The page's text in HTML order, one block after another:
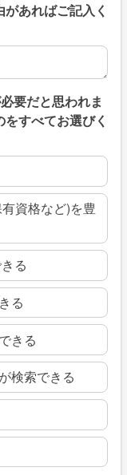
あればご記入く
あればご記入くだ
要だと思われま
すべてお選びく
資格など)を豊
る
る
きる
検索できる